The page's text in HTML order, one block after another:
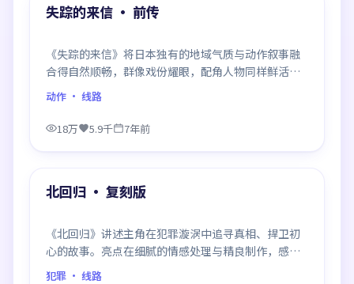
精选
失踪的来信 · 前传
《失踪的来信》将日本独有的地域气质与动作叙事融
合得自然顺畅，群像戏份耀眼，配角人物同样鲜活，
整部作品质感扎实。
动作 · 线路
18万 5.9千 7年前
精选
北回归 · 复刻版
《北回归》讲述主角在犯罪漩涡中追寻真相、捍卫初
心的故事。亮点在细腻的情感处理与精良制作，感情
戏与动作戏比例平衡，节奏舒服。
犯罪 · 线路